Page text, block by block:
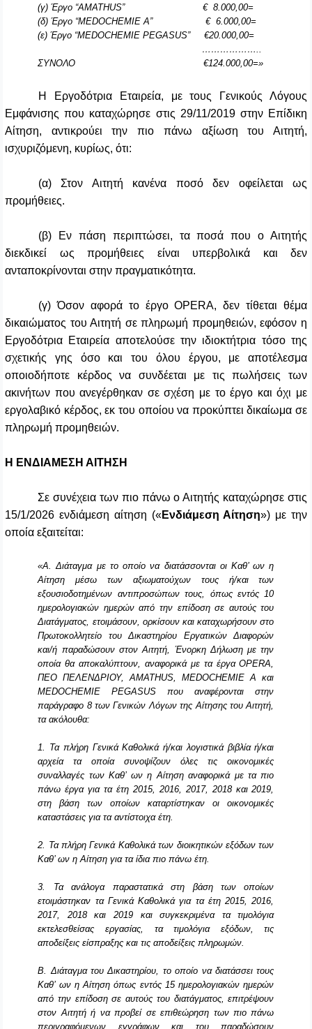
(γ)Έργο “AMATHUS” € 8.000,00=
(δ)Έργο “MEDOCHEMIE A” € 6.000,00=
(ε)Έργο “MEDOCHEMIE PEGASUS” €20.000,00=
………………..
ΣΥΝΟΛΟ €124.000,00=»
Η Εργοδότρια Εταιρεία, με τους Γενικούς Λόγους
Εμφάνισης που καταχώρησε στις 29/11/2019 στην Επίδικη
Αίτηση, αντικρούει την πιο πάνω αξίωση του Αιτητή,
ισχυριζόμενη, κυρίως, ότι:
(α) Στον Αιτητή κανένα ποσό δεν οφείλεται ως
προμήθειες.
(β) Εν πάση περιπτώσει, τα ποσά που ο Αιτητής
διεκδικεί ως προμήθειες είναι υπερβολικά και δεν
ανταποκρίνονται στην πραγματικότητα.
(γ) Όσον αφορά το έργο OPERA, δεν τίθεται θέμα
δικαιώματος του Αιτητή σε πληρωμή προμηθειών, εφόσον η
Εργοδότρια Εταιρεία αποτελούσε την ιδιοκτήτρια τόσο της
σχετικής γης όσο και του όλου έργου, με αποτέλεσμα
οποιοδήποτε κέρδος να συνδέεται με τις πωλήσεις των
ακινήτων που ανεγέρθηκαν σε σχέση με το έργο και όχι με
εργολαβικό κέρδος, εκ του οποίου να προκύπτει δικαίωμα σε
πληρωμή προμηθειών.
Η ΕΝΔΙΑΜΕΣΗ ΑΙΤΗΣΗ
Σε συνέχεια των πιο πάνω ο Αιτητής καταχώρησε στις
15/1/2026 ενδιάμεση αίτηση («Ενδιάμεση Αίτηση») με την
οποία εξαιτείται:
«Α. Διάταγμα με το οποίο να διατάσσονται οι Καθ’ ων η
Αίτηση μέσω των αξιωματούχων τους ή/και των
εξουσιοδοτημένων αντιπροσώπων τους, όπως εντός 10
ημερολογιακών ημερών από την επίδοση σε αυτούς του
Διατάγματος, ετοιμάσουν, ορκίσουν και καταχωρήσουν στο
Πρωτοκολλητείο του Δικαστηρίου Εργατικών Διαφορών
και/ή παραδώσουν στον Αιτητή, Ένορκη Δήλωση με την
οποία θα αποκαλύπτουν, αναφορικά με τα έργα OPERA,
ΠΕΟ ΠΕΛΕΝΔΡΙΟΥ, AMATHUS, MEDOCHEMIE A και
MEDOCHEMIE PEGASUS που αναφέρονται στην
παράγραφο 8 των Γενικών Λόγων της Αίτησης του Αιτητή,
τα ακόλουθα:
1. Τα πλήρη Γενικά Καθολικά ή/και λογιστικά βιβλία ή/και
αρχεία τα οποία συνοψίζουν όλες τις οικονομικές
συναλλαγές των Καθ’ ων η Αίτηση αναφορικά με τα πιο
πάνω έργα για τα έτη 2015, 2016, 2017, 2018 και 2019,
στη βάση των οποίων καταρτίστηκαν οι οικονομικές
καταστάσεις για τα αντίστοιχα έτη.
2. Τα πλήρη Γενικά Καθολικά των διοικητικών εξόδων των
Καθ’ ων η Αίτηση για τα ίδια πιο πάνω έτη.
3. Τα ανάλογα παραστατικά στη βάση των οποίων
ετοιμάστηκαν τα Γενικά Καθολικά για τα έτη 2015, 2016,
2017, 2018 και 2019 και συγκεκριμένα τα τιμολόγια
εκτελεσθείσας εργασίας, τα τιμολόγια εξόδων, τις
αποδείξεις είσπραξης και τις αποδείξεις πληρωμών.
Β. Διάταγμα του Δικαστηρίου, το οποίο να διατάσσει τους
Καθ’ ων η Αίτηση όπως εντός 15 ημερολογιακών ημερών
από την επίδοση σε αυτούς του διατάγματος, επιτρέψουν
στον Αιτητή ή να προβεί σε επιθεώρηση των πιο πάνω
περιγραφόμενων εγγράφων και του παραδώσουν